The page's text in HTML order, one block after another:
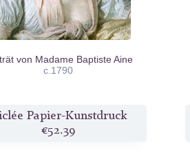
von Madame Baptiste Aine
c.1790
Papier-Kunstdruck
€52.39